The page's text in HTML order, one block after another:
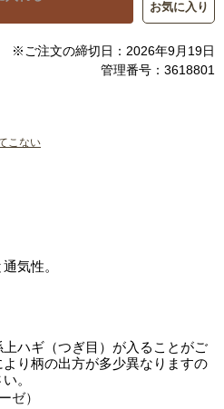
お気に入り
※ご注文の締切日：2026年9月19日
管理番号：3618801
こない
気性。
ハギ（つぎ目）が入ることがご
り柄の出方が多少異なりますの
。
ゼ）